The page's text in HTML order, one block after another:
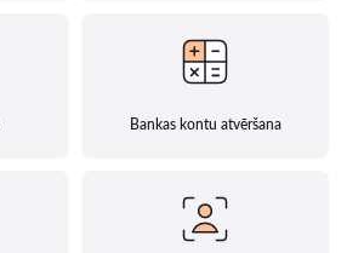
Bankas kontu atvēršana